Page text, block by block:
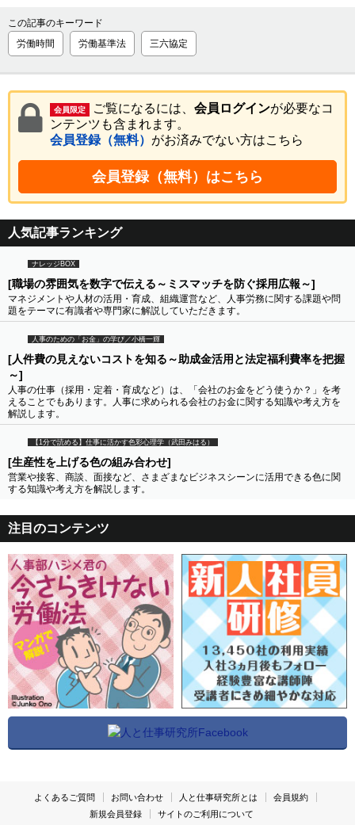
この記事のキーワード
労働時間
労働基準法 三六協定
会員限定 ご覧になるには、 会員ログインが必要なコ
ンテンツも含まれます。
会員登録（無料） がお済みでない方はこちら
会員登録（無料）はこちら
人気記事ランキング
ナレッジBOX
[職場の雰囲気を数字で伝える～ミスマッチを防ぐ採用広報～]
マネジメントや人材の活用・育成、組織運営など、人事労務に関する課題や問
題をテーマに有識者や専門家に解説していただきます。
人事のための「お金」の学び／小橋一輝
[人件費の見えないコストを知る～助成金活用と法定福利費率を把握
～]
人事の仕事（採用・定着・育成など）は、「会社のお金をどう使うか？」を考
えることでもあります。人事に求められる会社のお金に関する知識や考え方を
解説します。
【1分で読める】仕事に活かす色彩心理学（武田みはる）
[生産性を上げる色の組み合わせ]
営業や接客、商談、面接など、さまざまなビジネスシーンに活用できる色に関
する知識や考え方を解説します。
注目のコンテンツ
よくあるご質問 お問い合わせ 人と仕事研究所とは
会員規約
新規会員登録
サイトのご利用について